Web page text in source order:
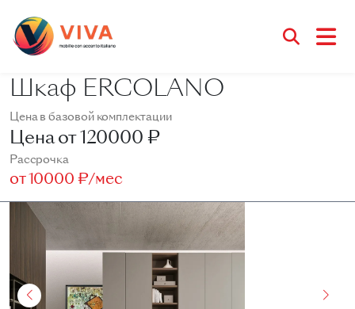
Шкаф ERCOLANO
Цена в базовой комплектации
Цена от120000 ₽
Рассрочка
от10000 ₽/мес